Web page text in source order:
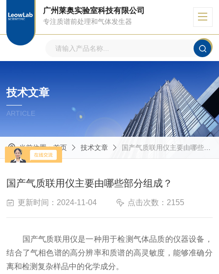
广州莱奥实验室科技有限公司
专注质谱前处理和气体发生器
技术文章
ARTICLE
当前位置：首页 技术文章 国产气质联用仪主要由哪些部分组成？
国产气质联用仪主要由哪些部分组成？
更新时间：2024-11-04 点击次数：2155
国产气质联用仪是一种用于检测气体品质的仪器设备，
结合了气相色谱的高分辨率和质谱的高灵敏度，能够准确分
离和检测复杂样品中的化学成分。